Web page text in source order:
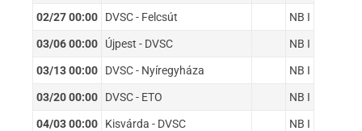
02/27 00:00 DVSC - Felcsút NB I
03/06 00:00 Újpest - DVSC NB I
03/13 00:00 DVSC - Nyíregyháza NB I
03/20 00:00 DVSC - ETO NB I
04/03 00:00 Kisvárda - DVSC NB I